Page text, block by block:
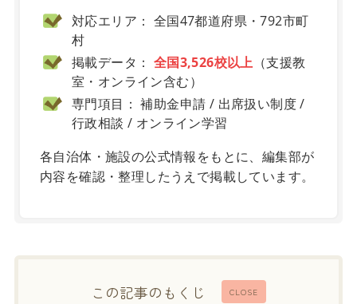
対応エリア： 全国47都道府県・792市町
村
掲載データ： 全国3,526校以上 （支援教
室・オンライン含む）
専門項目： 補助金申請 / 出席扱い制度 /
行政相談 / オンライン学習
各自治体・施設の公式情報をもとに、編集部が
内容を確認・整理したうえで掲載しています。
CLOSE
この記事のもくじ